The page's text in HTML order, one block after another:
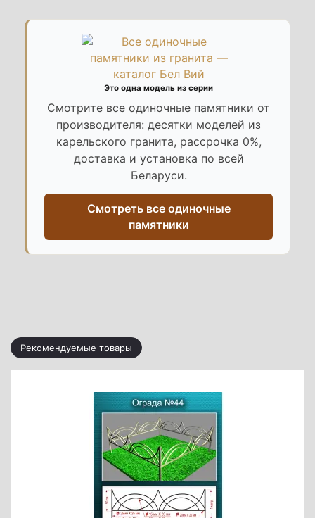
Это одна модель из серии
Смотрите все одиночные памятники от
производителя: десятки моделей из
карельского гранита, рассрочка 0%,
доставка и установка по всей
Беларуси.
Смотреть все одиночные
памятники
Рекомендуемые товары